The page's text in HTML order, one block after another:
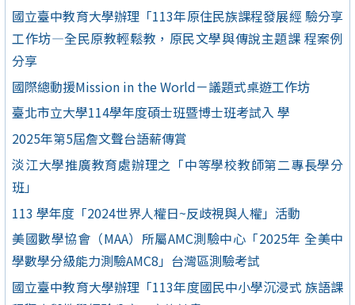
國立臺中教育大學辦理「113年原住民族課程發展經 驗分享
工作坊—全民原教輕鬆教，原民文學與傳說主題課 程案例
分享
國際總動援Mission in the World－議題式桌遊工作坊
臺北市立大學114學年度碩士班暨博士班考試入 學
2025年第5屆詹文聲台語薪傳賞
淡江大學推廣教育處辦理之「中等學校教師第二專長學分
班」
113 學年度「2024世界人權日~反歧視與人權」活動
美國數學協會（MAA）所屬AMC測驗中心「2025年 全美中
學數學分級能力測驗AMC8」台灣區測驗考試
國立臺中教育大學辦理「113年度國民中小學沉浸式 族語課